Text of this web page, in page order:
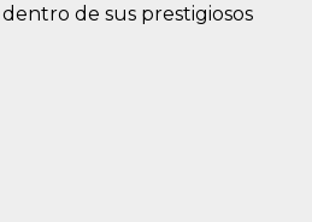
dentro de sus prestigiosos